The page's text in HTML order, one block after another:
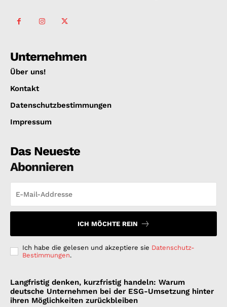
Unternehmen
Über uns!
Kontakt
Datenschutzbestimmungen
Impressum
Das Neueste
Abonnieren
ICH MÖCHTE REIN
Ich habe die gelesen und akzeptiere sie Datenschutz-
Bestimmungen.
Langfristig denken, kurzfristig handeln: Warum
deutsche Unternehmen bei der ESG-Umsetzung hinter
ihren Möglichkeiten zurückbleiben